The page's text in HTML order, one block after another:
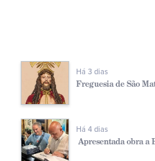
Há 3 dias
Freguesia de São
Há 4 dias
Apresentada obra a